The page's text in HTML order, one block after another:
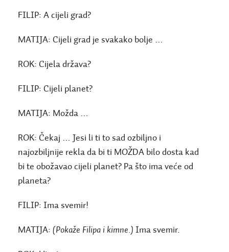
FILIP: A cijeli grad?
MATIJA: Cijeli grad je svakako bolje …
ROK: Cijela država?
FILIP: Cijeli planet?
MATIJA: Možda …
ROK: Čekaj … Jesi li ti to sad ozbiljno i
najozbiljnije rekla da bi ti MOŽDA bilo dosta kad
bi te obožavao cijeli planet? Pa što ima veće od
planeta?
FILIP: Ima svemir!
MATIJA: (Pokaže Filipa i kimne.) Ima svemir.